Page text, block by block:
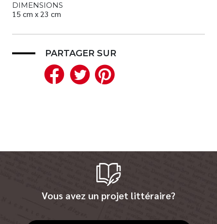
DIMENSIONS
15 cm x 23 cm
PARTAGER SUR
Facebook
Twitter
Vous avez un projet littéraire?